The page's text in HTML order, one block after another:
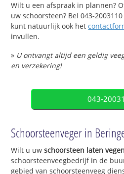
Wilt u een afspraak in plannen?
uw schoorsteen? Bel 043-
kunt natuurlijk ook het
invullen.
» U ontvangt altijd een geldig
en verzekering!
043-
Schoorsteenveger in
Wilt u uwschoorsteen laten vegen
schoorsteenveegbedrijf in de
gebied van schoorsteenveeg